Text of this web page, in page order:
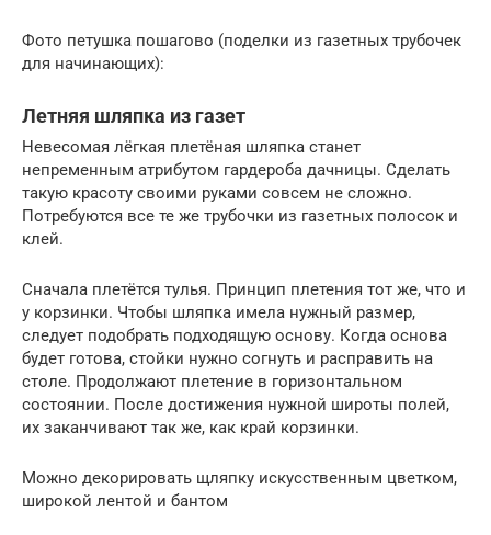
Фото петушка пошагово (поделки из газетных трубочек
для начинающих):
Летняя шляпка из газет
Невесомая лёгкая плетёная шляпка станет
непременным атрибутом гардероба дачницы. Сделать
такую красоту своими руками совсем не сложно.
Потребуются все те же трубочки из газетных полосок и
клей.
Сначала плетётся тулья. Принцип плетения тот же, что и
у корзинки. Чтобы шляпка имела нужный размер,
следует подобрать подходящую основу. Когда основа
будет готова, стойки нужно согнуть и расправить на
столе. Продолжают плетение в горизонтальном
состоянии. После достижения нужной широты полей,
их заканчивают так же, как край корзинки.
Можно декорировать щляпку искусственным цветком,
широкой лентой и бантом